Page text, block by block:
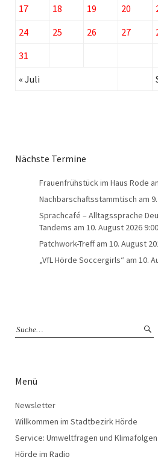
17
18 19 20
24
25 26 27
31
« Juli
Nächste Termine
Frauenfrühstück im Haus Rode
Nachbarschaftsstammtisch am
Sprachcafé – Alltagssprache
Tandems am 10. August 2026 9:00
Patchwork-Treffam 10. August
„VfL Hörde Soccergirls“ am 10.
Menü
Newsletter
Willkommen im Stadtbezirk Hörde
Service: Umweltfragen und Klimafolgen
Hörde im Radio